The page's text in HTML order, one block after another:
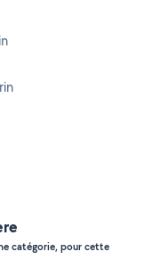
catégorie, pour cette